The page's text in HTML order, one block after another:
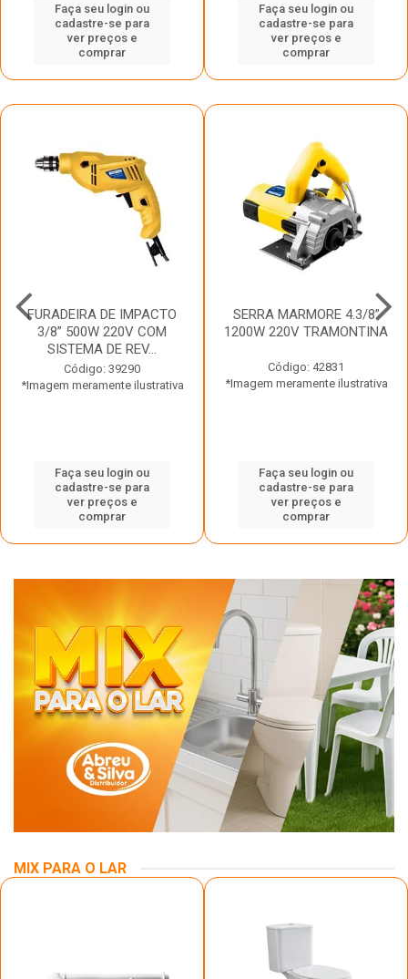
Faça seu login ou
cadastre-se para
ver preços e
comprar
Faça seu login ou
cadastre-se para
ver preços e
comprar
FURADEIRA DE IMPACTO
3/8” 500W 220V COM
SISTEMA DE REV...
Código: 39290
*Imagem meramente ilustrativa
Faça seu login ou
cadastre-se para
ver preços e
comprar
SERRA MARMORE 4.3/8”
1200W 220V TRAMONTINA
Código: 42831
*Imagem meramente ilustrativa
Faça seu login ou
cadastre-se para
ver preços e
comprar
MIX PARA O LAR